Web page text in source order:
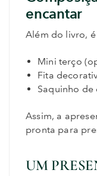
encantar
Além do livro,
Mini terço
Fita
Saquinho de
Assim, a
pronta para
UM